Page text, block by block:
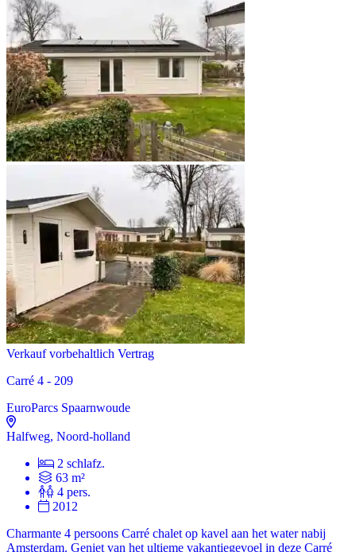
Verkauf vorbehaltlich Vertrag
Carré 4 - 209
EuroParcs Spaarnwoude
Halfweg, Noord-holland
2 schlafz.
63 m²
4 pers.
2012
Charmante 4 persoons Carré chalet op kavel aan het water nabij
Amsterdam. Geniet van het ultieme vakantiegevoel in deze Carré